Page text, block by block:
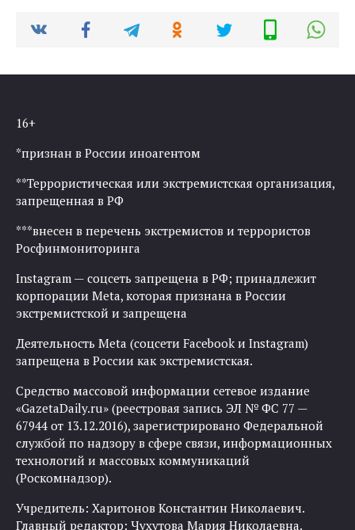
16+
*признан в России иноагентом
**Террористическая или экстремистская организация,
запрещенная в РФ
***внесен в перечень экстремистов и террористов
Росфинмониторинга
Instagram — соцсеть запрещена в РФ; принадлежит
корпорации Meta, которая признана в России
экстремистской и запрещена
Деятельность Meta (соцсети Facebook и Instagram)
запрещена в России как экстремистская.
Средство массовой информации сетевое издание
«GazetaDaily.ru» (реестровая запись ЭЛ № ФС 77 —
67944 от 13.12.2016), зарегистрировано Федеральной
службой по надзору в сфере связи, информационных
технологий и массовых коммуникаций
(Роскомнадзор).
Учредитель: Харитонов Константин Николаевич.
Главный редактор: Чухутова Мария Николаевна.